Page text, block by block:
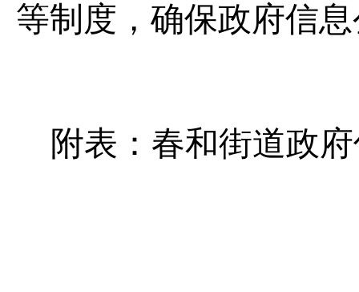
等制度，确保政府信
附表：春和街道政